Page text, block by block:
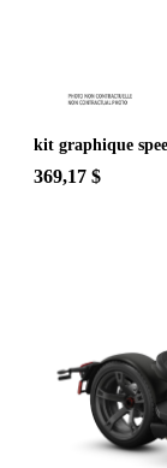
kit graphique
369,17 $